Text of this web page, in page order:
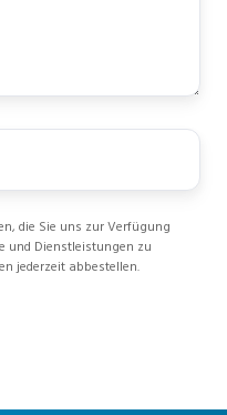
die Sie uns zur Verfügung
und Dienstleistungen zu
jederzeit abbestellen.